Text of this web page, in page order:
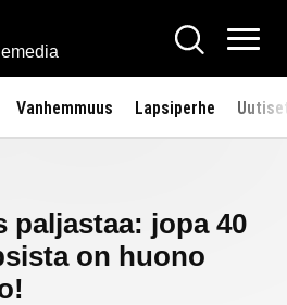
Hae
Vanhemmuus Lapsiperhe
paljastaa: jopa 40
on huono